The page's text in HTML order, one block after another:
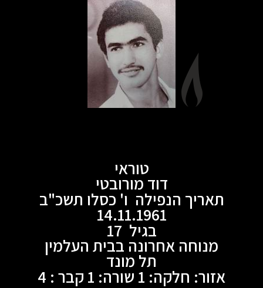
טוראי
דוד מורובטי
תאריך הנפילה ו' כסלו תשכ"ב
14.11.1961
בגיל 17
מנוחה אחרונה בבית העלמין
תל מונד
אזור: חלקה: 1 שורה: 1 קבר : 4